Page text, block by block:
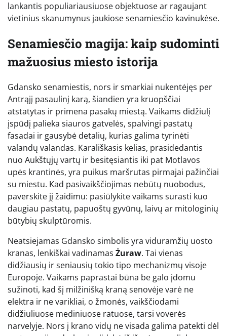
lankantis populiariausiuose objektuose ar ragaujant
vietinius skanumynus jaukiose senamiesčio kavinukėse.
Senamiesčio magija: kaip sudominti
mažuosius miesto istorija
Gdansko senamiestis, nors ir smarkiai nukentėjęs per
Antrąjį pasaulinį karą, šiandien yra kruopščiai
atstatytas ir primena pasakų miestą. Vaikams didžiulį
įspūdį palieka siauros gatvelės, spalvingi pastatų
fasadai ir gausybė detalių, kurias galima tyrinėti
valandų valandas. Karališkasis kelias, prasidedantis
nuo Aukštųjų vartų ir besitęsiantis iki pat Motlavos
upės krantinės, yra puikus maršrutas pirmajai pažinčiai
su miestu. Kad pasivaikščiojimas nebūtų nuobodus,
paverskite jį žaidimu: pasiūlykite vaikams surasti kuo
daugiau pastatų, papuoštų gyvūnų, laivų ar mitologinių
būtybių skulptūromis.
Neatsiejamas Gdansko simbolis yra viduramžių uosto
kranas, lenkiškai vadinamas Żuraw. Tai vienas
didžiausių ir seniausių tokio tipo mechanizmų visoje
Europoje. Vaikams paprastai būna be galo įdomu
sužinoti, kad šį milžinišką kraną senovėje varė ne
elektra ir ne varikliai, o žmonės, vaikščiodami
didžiuliuose mediniuose ratuose, tarsi voverės
narvelyje. Nors į krano vidų ne visada galima patekti dėl